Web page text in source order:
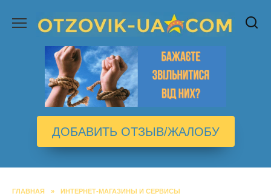
содержанию
ДОБАВИТЬ ОТЗЫВ/ЖАЛОБУ
ГЛАВНАЯ » ИНТЕРНЕТ-МАГАЗИНЫ И СЕРВИСЫ